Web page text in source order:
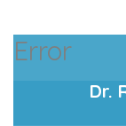
Error
Dr.